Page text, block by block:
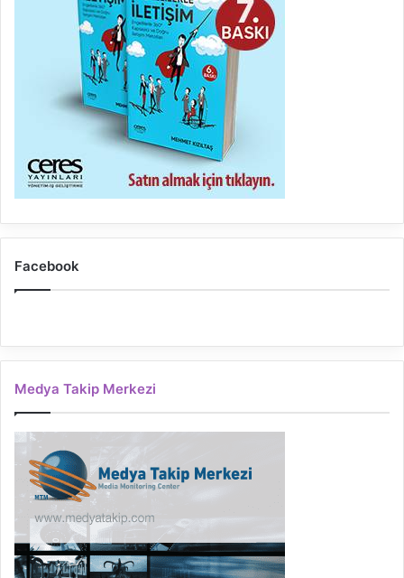
Facebook
Medya Takip Merkezi